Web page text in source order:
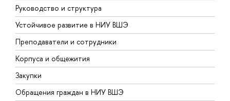
Руководство и структура
Устойчивое развитие в НИУ ВШЭ
Преподаватели и сотрудники
Корпуса и общежития
Закупки
Обращения граждан в НИУ ВШЭ